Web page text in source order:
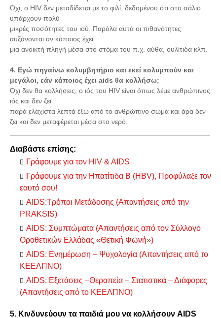
Όχι, ο HIV δεν μεταδίδεται με το φιλί, δεδομένου ότι στο σάλιο
υπάρχουν πολύ
μικρές ποσότητες του ιού. Παρόλα αυτά οι πιθανότητες
αυξάνονται αν κάποιος έχει
μια ανοικτή πληγή μέσα στο στόμα του π.χ. αύθα, ουλίτιδα κλπ.
4. Εγώ πηγαίνω κολυμβητήριο και εκεί κολυμπούν και
μεγάλοι, εάν κάποιος έχει aids θα κολλήσω;
Όχι δεν θα κολλήσεις, ο ιός του HIV είναι όπως λέμε ανθρώπινος
ιός και δεν ζει
παρά ελάχιστα λεπτά έξω από το ανθρώπινο σώμα και άρα δεν
ζει και δεν μεταφέρεται μέσα στο νερό.
Διαβάστε επίσης:
Γράφουμε για τον HIV & AIDS
Γράφουμε για την Ηπατίτιδα Β (HBV), Προφύλαξε τον
εαυτό σου!
AIDS:Τρόποι Μετάδοσης (Απαντήσεις από την
PRAKSIS)
AIDS: Συμπτώματα (Απαντήσεις από τον Σύλλογο
Οροθετικών Ελλάδας «Θετική Φωνή»)
AIDS: Ενημέρωση – Ψυχολογία (Απαντήσεις από το
ΚΕΕΛΠΝΟ)
AIDS: Εξετάσεις –Θεραπεία – Στατιστικά – Διάφορες
(Απαντήσεις από το ΚΕΕΛΠΝΟ)
5. Κινδυνεύουν τα παιδιά μου να κολλήσουν AIDS